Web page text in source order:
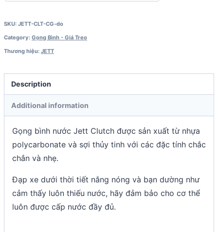
SKU: JETT-CLT-CG-do
Category: Gọng Bình - Giá Treo
Thương hiệu: JETT
Description
Additional information
Gọng bình nước Jett Clutch được sản xuất từ nhựa
polycarbonate và sợi thủy tinh với các đặc tính chắc
chắn và nhẹ.
Đạp xe dưới thời tiết nắng nóng và bạn dường như
cảm thấy luôn thiếu nước, hãy đảm bảo cho cơ thể
luôn được cấp nước đầy đủ.